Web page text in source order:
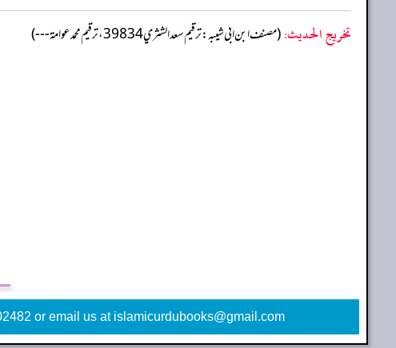
تخریج الحدیث:(مصنف ابن ابي شيبه: ترقيم سعد الشثري 39834، ترقيم محمد عوامة ---)
or email us at islamicurdubooks@gmail.com